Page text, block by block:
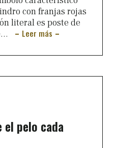
con franjas rojas
literal es poste de
Leer más
el pelo cada